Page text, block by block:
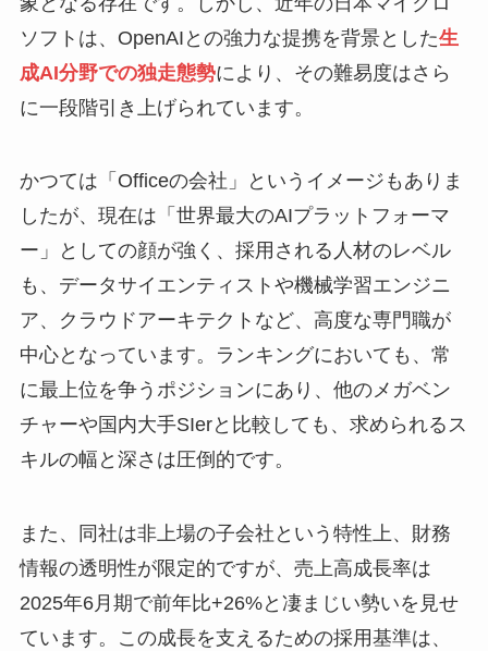
ソフトは、OpenAIとの強力な提携を背景とした生
成AI分野での独走態勢により、その難易度はさら
に一段階引き上げられています。
かつては「Officeの会社」というイメージもありま
したが、現在は「世界最大のAIプラットフォーマ
ー」としての顔が強く、採用される人材のレベル
も、データサイエンティストや機械学習エンジニ
ア、クラウドアーキテクトなど、高度な専門職が
中心となっています。ランキングにおいても、常
に最上位を争うポジションにあり、他のメガベン
チャーや国内大手SIerと比較しても、求められるス
キルの幅と深さは圧倒的です。
また、同社は非上場の子会社という特性上、財務
情報の透明性が限定的ですが、売上高成長率は
2025年6月期で前年比+26%と凄まじい勢いを見せ
ています。この成長を支えるための採用基準は、